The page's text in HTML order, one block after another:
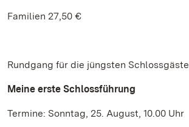
Familien 27,50 €
Rundgang für die jüngsten Schlossgäste
Meine erste Schlossführung
Termine: Sonntag, 25. August, 10.00 Uhr